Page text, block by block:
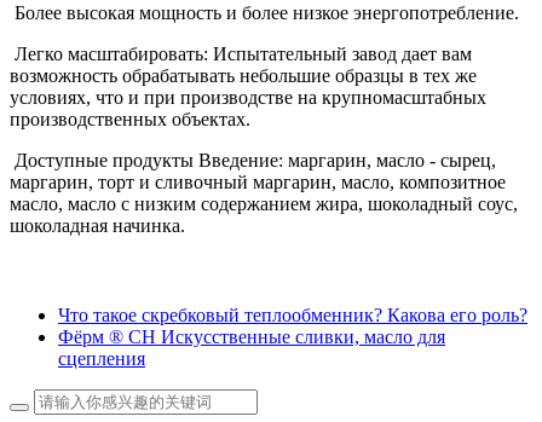
Более высокая мощность и более низкое энергопотребление.
Легко масштабировать: Испытательный завод дает вам
возможность обрабатывать небольшие образцы в тех же
условиях, что и при производстве на крупномасштабных
производственных объектах.
Доступные продукты Введение: маргарин, масло - сырец,
маргарин, торт и сливочный маргарин, масло, композитное
масло, масло с низким содержанием жира, шоколадный соус,
шоколадная начинка.
Что такое скребковый теплообменник? Какова его роль?
Фёрм ® CH Искусственные сливки, масло для
сцепления